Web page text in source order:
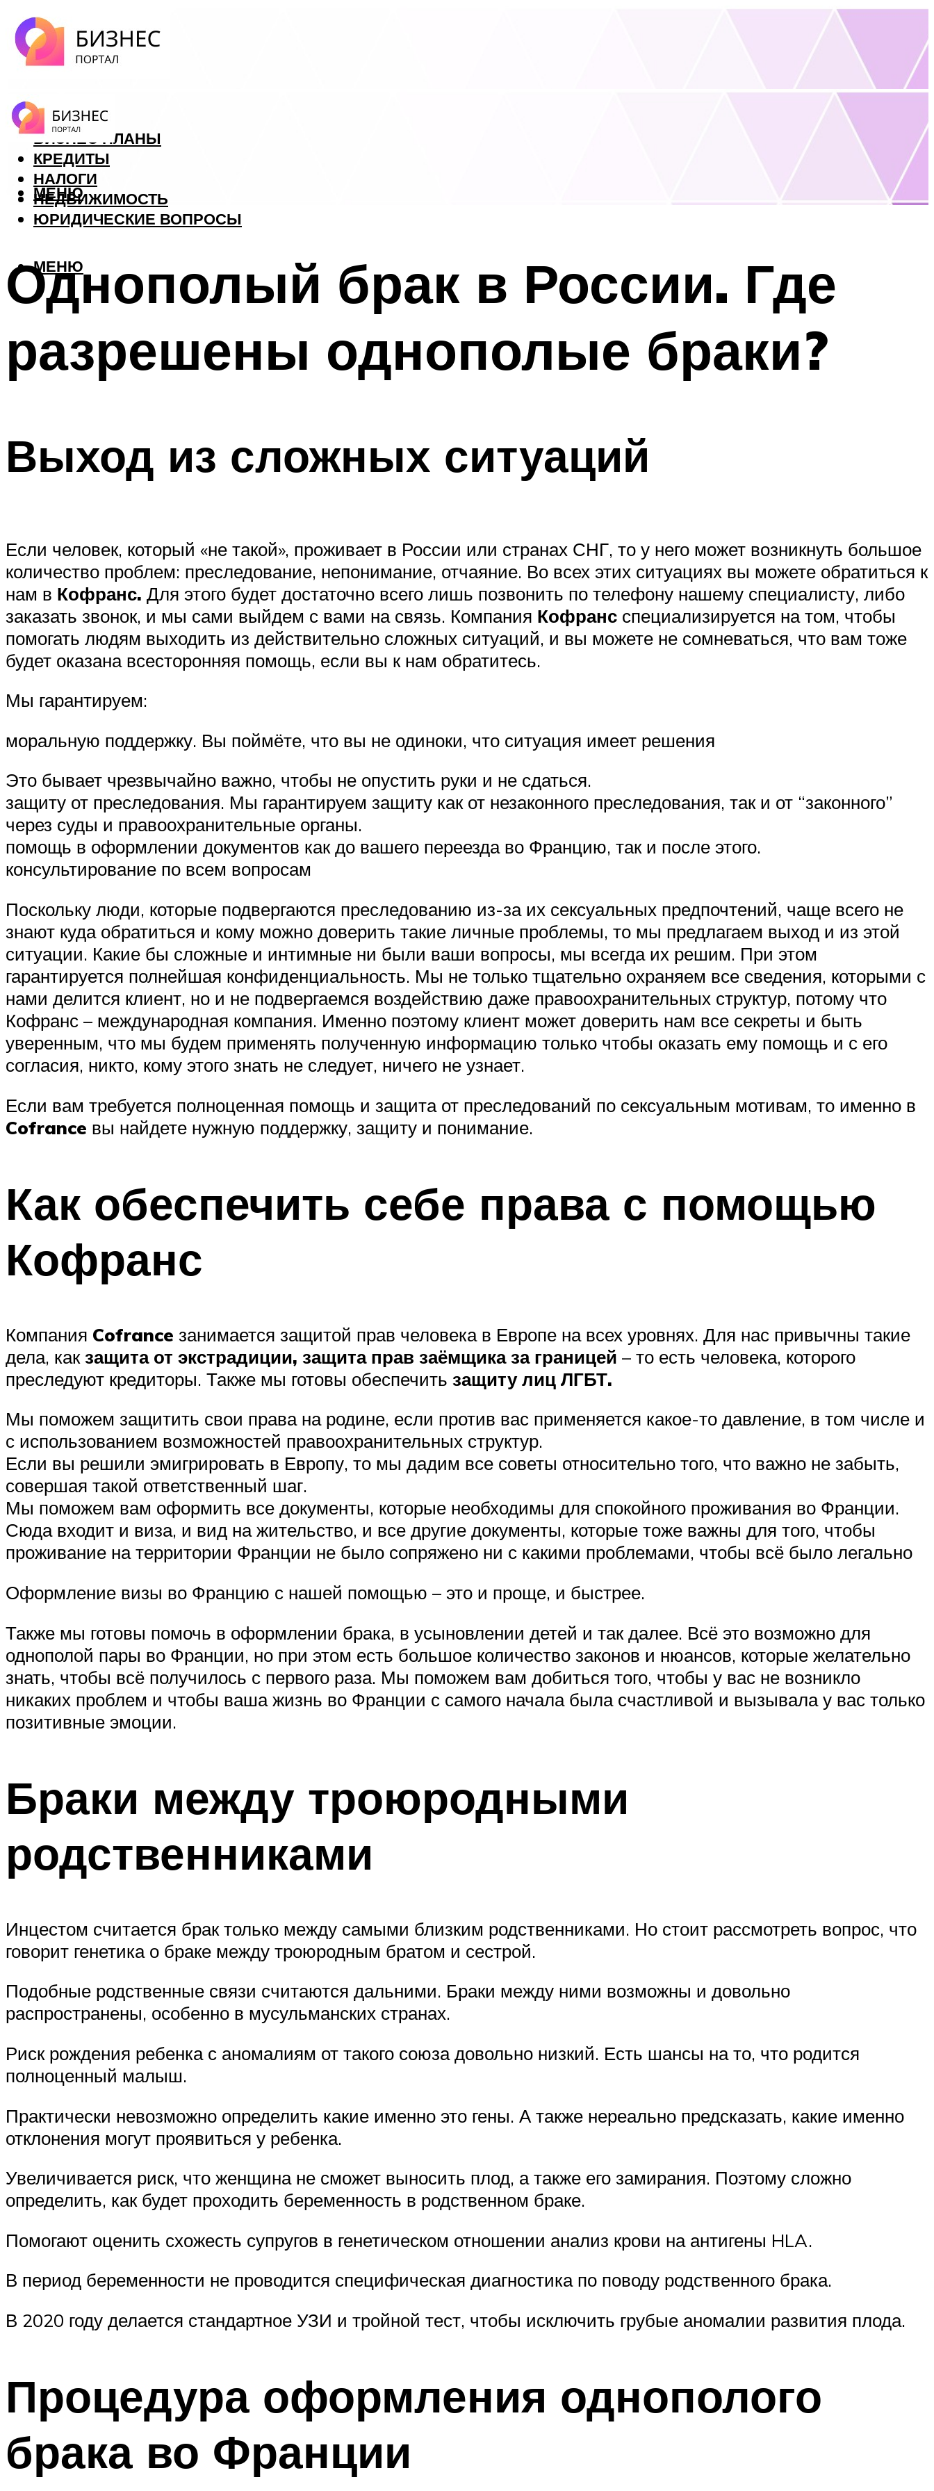
ФОРЕКС
БИЗНЕС ПЛАНЫ
КРЕДИТЫ
НАЛОГИ
НЕДВИЖИМОСТЬ
ЮРИДИЧЕСКИЕ ВОПРОСЫ
МЕНЮ
МЕНЮ
Однополый брак в России. Где
разрешены однополые браки?
Выход из сложных ситуаций
Если человек, который «не такой», проживает в России или странах СНГ, то у него может возникнуть большое
количество проблем: преследование, непонимание, отчаяние. Во всех этих ситуациях вы можете обратиться к
нам в Кофранс. Для этого будет достаточно всего лишь позвонить по телефону нашему специалисту, либо
заказать звонок, и мы сами выйдем с вами на связь. Компания Кофранс специализируется на том, чтобы
помогать людям выходить из действительно сложных ситуаций, и вы можете не сомневаться, что вам тоже
будет оказана всесторонняя помощь, если вы к нам обратитесь.
Мы гарантируем:
моральную поддержку. Вы поймёте, что вы не одиноки, что ситуация имеет решения
Это бывает чрезвычайно важно, чтобы не опустить руки и не сдаться.
защиту от преследования. Мы гарантируем защиту как от незаконного преследования, так и от “законного”
через суды и правоохранительные органы.
помощь в оформлении документов как до вашего переезда во Францию, так и после этого.
консультирование по всем вопросам
Поскольку люди, которые подвергаются преследованию из-за их сексуальных предпочтений, чаще всего не
знают куда обратиться и кому можно доверить такие личные проблемы, то мы предлагаем выход и из этой
ситуации. Какие бы сложные и интимные ни были ваши вопросы, мы всегда их решим. При этом
гарантируется полнейшая конфиденциальность. Мы не только тщательно охраняем все сведения, которыми с
нами делится клиент, но и не подвергаемся воздействию даже правоохранительных структур, потому что
Кофранс – международная компания. Именно поэтому клиент может доверить нам все секреты и быть
уверенным, что мы будем применять полученную информацию только чтобы оказать ему помощь и с его
согласия, никто, кому этого знать не следует, ничего не узнает.
Если вам требуется полноценная помощь и защита от преследований по сексуальным мотивам, то именно в
Cofrance вы найдете нужную поддержку, защиту и понимание.
Как обеспечить себе права с помощью
Кофранс
Компания Cofrance занимается защитой прав человека в Европе на всех уровнях. Для нас привычны такие
дела, какзащита от экстрадиции, защита прав заёмщика за границей – то есть человека, которого
преследуют кредиторы. Также мы готовы обеспечить защиту лиц ЛГБТ.
Мы поможем защитить свои права на родине, если против вас применяется какое-то давление, в том числе и
с использованием возможностей правоохранительных структур.
Если вы решили эмигрировать в Европу, то мы дадим все советы относительно того, что важно не забыть,
совершая такой ответственный шаг.
Мы поможем вам оформить все документы, которые необходимы для спокойного проживания во Франции.
Сюда входит и виза, и вид на жительство, и все другие документы, которые тоже важны для того, чтобы
проживание на территории Франции не было сопряжено ни с какими проблемами, чтобы всё было легально
Оформление визы во Францию с нашей помощью – это и проще, и быстрее.
Также мы готовы помочь в оформлении брака, в усыновлении детей и так далее. Всё это возможно для
однополой пары во Франции, но при этом есть большое количество законов и нюансов, которые желательно
знать, чтобы всё получилось с первого раза. Мы поможем вам добиться того, чтобы у вас не возникло
никаких проблем и чтобы ваша жизнь во Франции с самого начала была счастливой и вызывала у вас только
позитивные эмоции.
Браки между троюродными
родственниками
Инцестом считается брак только между самыми близким родственниками. Но стоит рассмотреть вопрос, что
говорит генетика о браке между троюродным братом и сестрой.
Подобные родственные связи считаются дальними. Браки между ними возможны и довольно
распространены, особенно в мусульманских странах.
Риск рождения ребенка с аномалиям от такого союза довольно низкий. Есть шансы на то, что родится
полноценный малыш.
Практически невозможно определить какие именно это гены. А также нереально предсказать, какие именно
отклонения могут проявиться у ребенка.
Увеличивается риск, что женщина не сможет выносить плод, а также его замирания. Поэтому сложно
определить, как будет проходить беременность в родственном браке.
Помогают оценить схожесть супругов в генетическом отношении анализ крови на антигены HLA.
В период беременности не проводится специфическая диагностика по поводу родственного брака.
В 2020 году делается стандартное УЗИ и тройной тест, чтобы исключить грубые аномалии развития плода.
Процедура оформления однополого
брака во Франции